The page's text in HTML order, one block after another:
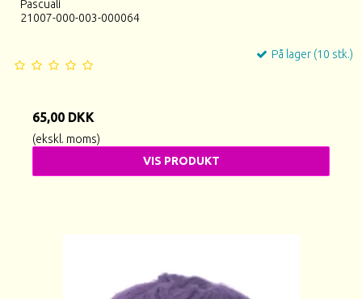
Pascuali
21007-000-003-000064
På lager (10 stk.)
65,00 DKK
(ekskl. moms)
VIS PRODUKT